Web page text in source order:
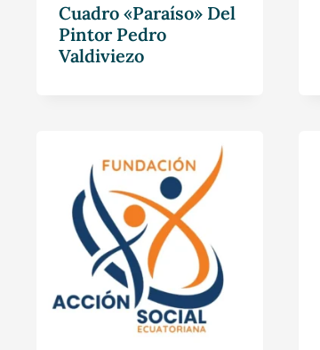
Cuadro «Paraíso» Del
Pintor Pedro
Valdiviezo